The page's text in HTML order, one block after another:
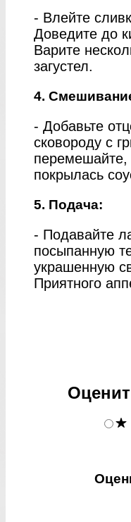
- Влейте
Доведите до
Варите
загустел.
4.
- Добавьте
сковороду с
покрылась
5. Подача:
- Подавайте
посыпанную
украшенную
Приятного